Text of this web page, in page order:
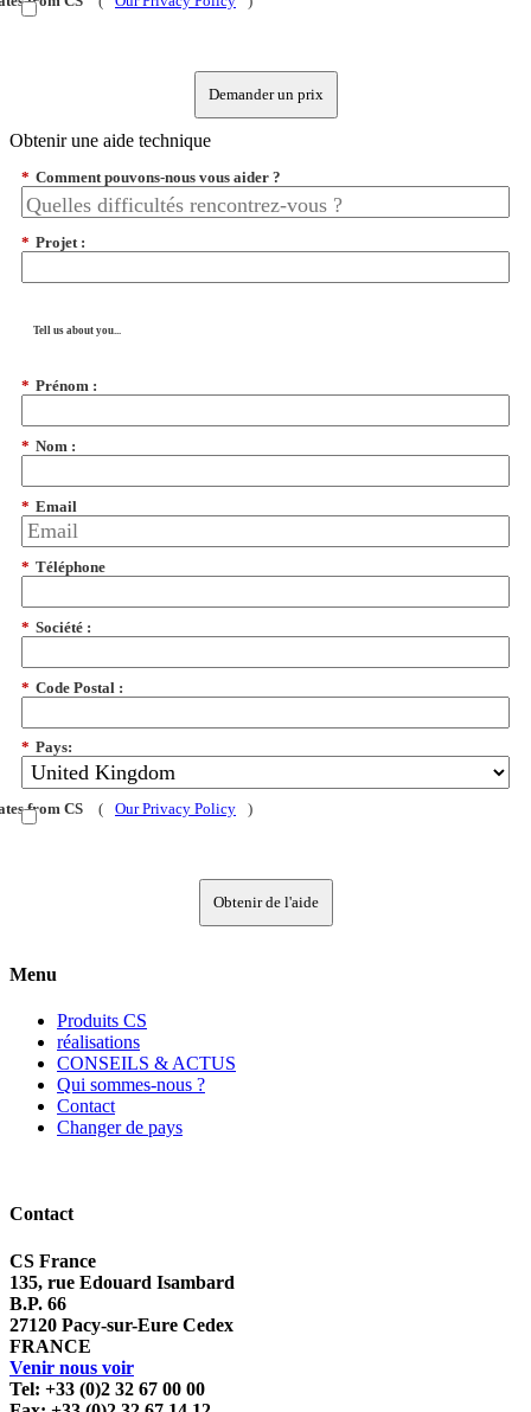
Demander un prix
Obtenir une aide technique
* Comment pouvons-nous vous aider ?
* Projet :
Tell us about you...
* Prénom :
* Nom :
* Email
* Téléphone
* Société :
* Code Postal :
* Pays:
from CS ( Our Privacy Policy )
Obtenir de l'aide
Menu
Produits CS
réalisations
CONSEILS & ACTUS
Qui sommes-nous ?
Contact
Changer de pays
Contact
CS France
135, rue Edouard Isambard
B.P. 66
27120 Pacy-sur-Eure Cedex
FRANCE
Venir nous voir
Tel: +33 (0)2 32 67 00 00